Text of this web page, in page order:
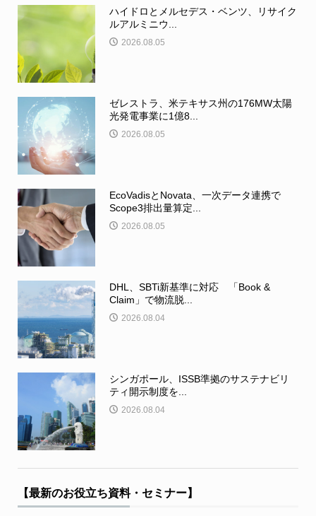
ハイドロとメルセデス・ベンツ、リサイク
ルアルミニウ...
2026.08.05
ゼレストラ、米テキサス州の176MW太陽
光発電事業に1億8...
2026.08.05
EcoVadisとNovata、一次データ連携で
Scope3排出量算定...
2026.08.05
DHL、SBTi新基準に対応 「Book &
Claim」で物流脱...
2026.08.04
シンガポール、ISSB準拠のサステナビリ
ティ開示制度を...
2026.08.04
【最新のお役立ち資料・セミナー】